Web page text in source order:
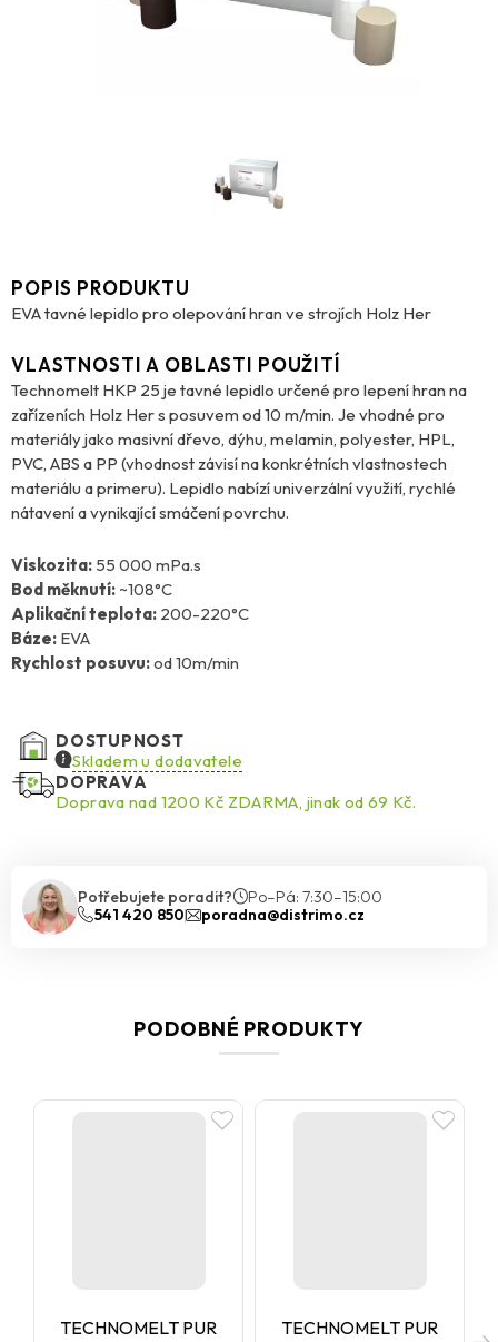
POPIS PRODUKTU
EVA tavné lepidlo pro olepování hran ve strojích Holz Her
VLASTNOSTI A OBLASTI POUŽITÍ
Technomelt HKP 25 je tavné lepidlo určené pro lepení hran na
zařízeních Holz Her s posuvem od 10 m/min. Je vhodné pro
materiály jako masivní dřevo, dýhu, melamin, polyester, HPL,
PVC, ABS a PP (vhodnost závisí na konkrétních vlastnostech
materiálu a primeru). Lepidlo nabízí univerzální využití, rychlé
nátavení a vynikající smáčení povrchu.
Viskozita: 55 000 mPa.s
Bod měknutí: ~108°C
Aplikační teplota: 200-220°C
Báze: EVA
Rychlost posuvu:od 10m/min
DOSTUPNOST
Skladem u dodavatele
DOPRAVA
Doprava nad 1200 Kč ZDARMA, jinak od 69 Kč.
Potřebujete poradit?
Po–Pá: 7:30–15:00
541 420 850
poradna@distrimo.cz
PODOBNÉ PRODUKTY
TECHNOMELT PUR
TECHNOMELT PUR